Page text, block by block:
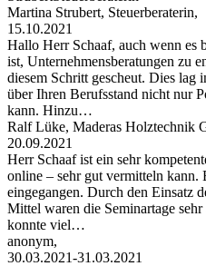
Martina Strubert, Steuerberaterin,
15.10.2021
Hallo Herr Schaaf, auch wenn es
ist, Unternehmensberatungen zu
diesem Schritt gescheut. Dies lag
über Ihren Berufsstand nicht nur
kann. Hinzu…
Ralf Lüke, Maderas Holztechnik
20.09.2021
Herr Schaaf ist ein sehr
online – sehr gut vermitteln kann.
eingegangen. Durch den Einsatz
Mittel waren die Seminartage
konnte viel…
anonym,
30.03.2021-31.03.2021